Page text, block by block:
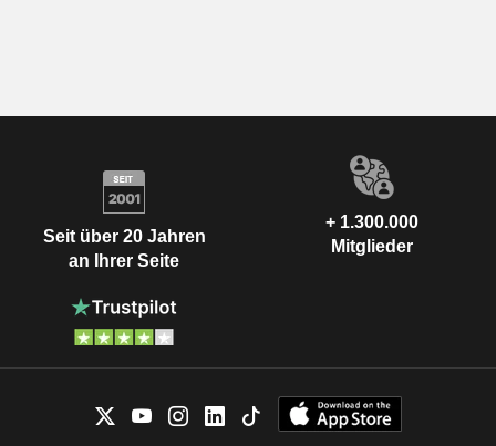
Seit über 20 Jahren
an Ihrer Seite
+ 1.300.000
Mitglieder